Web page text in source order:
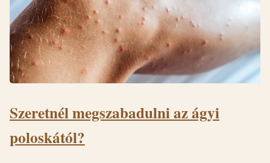
Szeretnél megszabadulni az ágyi
poloskától?